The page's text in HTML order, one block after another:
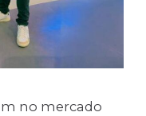
no mercado